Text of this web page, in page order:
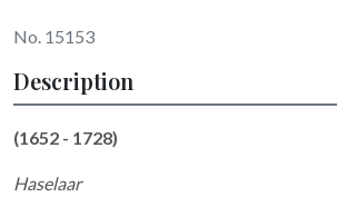
No. 15153
Description
(1652 - 1728)
Haselaar